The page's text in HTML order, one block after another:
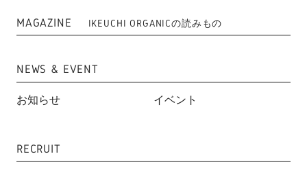
MAGAZINE IKEUCHI ORGANICの読みもの
NEWS & EVENT
お知らせ イベント
RECRUIT